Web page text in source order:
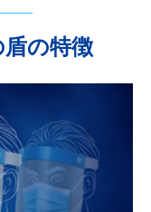
の特徴